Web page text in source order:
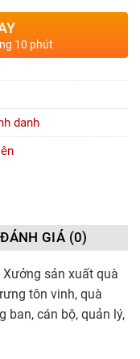
10 phút
danh
ĐÁNH GIÁ (0)
sản xuất quà
tôn vinh, quà
ban, cán bộ, quản lý,